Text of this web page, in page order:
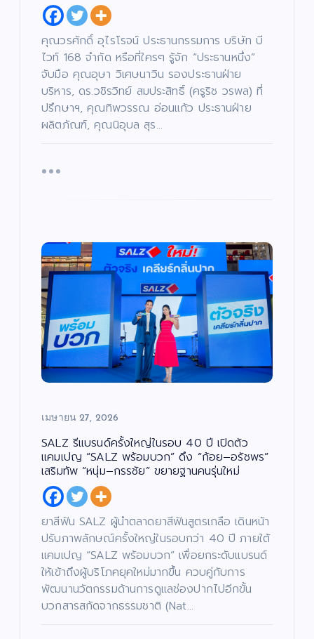
คุณวรศักดิ์ อุไรโรจน์ ประธานกรรมการ บริษัท บี
ไวท์ 168 จำกัด หรือที่ใครๆ รู้จัก “ประธานหนึ่ง”
จับมือ คุณอุษา วิเศษนาวิน รองประธานฝ่าย
บริหาร, ดร.วชิรวิทย์ สมประสิทธิ์ (ครูริช วรพล) ที่
ปรึกษาฯ, คุณทิพวรรณ อ่อนแก้ว ประธานฝ่าย
ผลิตภัณฑ์, คุณนิอุบล สุร…
เมษายน 27, 2026
SALZ รีแบรนด์ครั้งใหญ่ในรอบ 40 ปี เปิดตัว
แคมเปญ “SALZ พร้อมบวก” ดึง “ก้อย–อรัชพร”
เสริมทัพ “หนุ่ม–กรรชัย” ขยายฐานคนรุ่นใหม่
ยาสีฟัน SALZ ผู้นำตลาดยาสีฟันสูตรเกลือ เดินหน้า
ปรับภาพลักษณ์ครั้งใหญ่ในรอบกว่า 40 ปี ภายใต้
แคมเปญ “SALZ พร้อมบวก” เพื่อยกระดับแบรนด์
ให้เข้าถึงผู้บริโภคยุคใหม่มากขึ้น ควบคู่กับการ
พัฒนานวัตกรรมด้านการดูแลช่องปากไปอีกขั้น
บวกสารสกัดจากธรรมชาติ (Nat…